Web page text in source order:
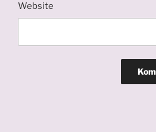
Website